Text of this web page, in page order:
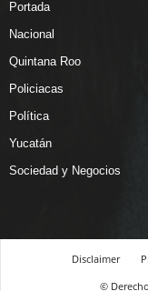
Portada
Nacional
Quintana Roo
Policiacas
Política
Yucatán
Sociedad y Negocios
Disclaimer
©